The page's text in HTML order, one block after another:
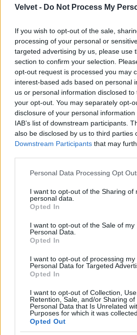
Velvet - Do Not Process My
If you wish to opt-out of the sale,
processing of your personal or
targeted advertising by us, please use
section to confirm your selection.
opt-out request is processed you may
interest-based ads based on personal
us or personal information disclosed
your opt-out. You may separately opt-
disclosure of your personal
IAB’s list of downstream participants.
also be disclosed by us to third parties
Downstream Participants that may
Please note that this website/app uses
not limited to your visit or usage
grant or deny consent to Google and
use your data for below specified
consent section.
Personal Data Processing Opt
I want to opt-out of the Sharing of
personal data.
Opted In
I want to opt-out of the Sale of my
Personal Data.
Opted In
I want to opt-out of processing my
Personal Data for Targeted
Opted In
I want to opt-out of Collection, Use,
Retention, Sale, and/or Sharing of
Personal Data that Is Unrelated
Purposes for which it was collected.
Opted Out
Jön még
És most ismerjék meg Farkas Ritát, a
de azóta sincs senkije egyiküknek
Jön még